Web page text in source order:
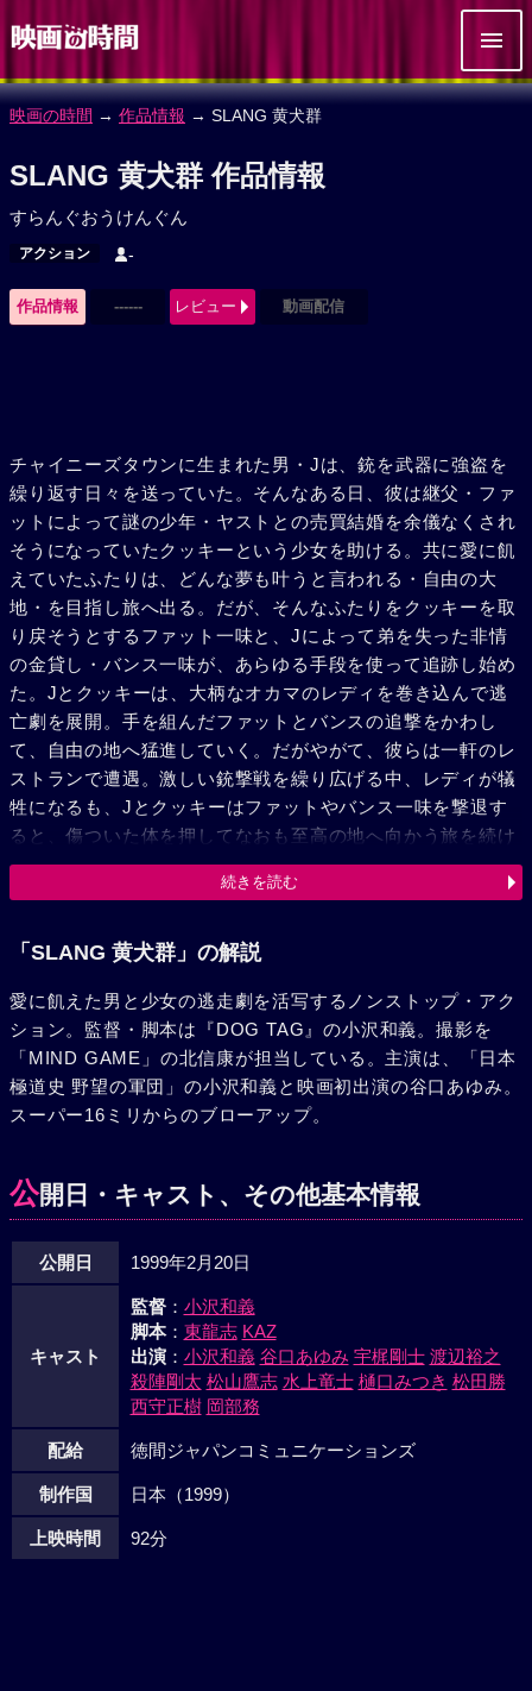
映画の時間 → 作品情報 → SLANG 黄犬群
SLANG 黄犬群 作品情報
すらんぐおうけんぐん
アクション -
作品情報 ------ レビュー 動画配信
チャイニーズタウンに生まれた男・Jは、銃を武器に強盗を
繰り返す日々を送っていた。そんなある日、彼は継父・ファ
ットによって謎の少年・ヤストとの売買結婚を余儀なくされ
そうになっていたクッキーという少女を助ける。共に愛に飢
えていたふたりは、どんな夢も叶うと言われる・自由の大
地・を目指し旅へ出る。だが、そんなふたりをクッキーを取
り戻そうとするファット一味と、Jによって弟を失った非情
の金貸し・バンス一味が、あらゆる手段を使って追跡し始め
た。Jとクッキーは、大柄なオカマのレディを巻き込んで逃
亡劇を展開。手を組んだファットとバンスの追撃をかわし
て、自由の地へ猛進していく。だがやがて、彼らは一軒のレ
ストランで遭遇。激しい銃撃戦を繰り広げる中、レディが犠
牲になるも、Jとクッキーはファットやバンス一味を撃退す
ると、傷ついた体を押してなおも至高の地へ向かう旅を続け
た。しかし、漸くたどり着いたそこには、既にJとクッキー
の手配書が回っていたのである。雪原に力尽きて倒れるJ。
あった。
続きを読む
「SLANG 黄犬群」の解説
愛に飢えた男と少女の逃走劇を活写するノンストップ・アク
ション。監督・脚本は『DOG TAG』の小沢和義。撮影を
「MIND GAME」の北信康が担当している。主演は、「日本
極道史 野望の軍団」の小沢和義と映画初出演の谷口あゆみ。
スーパー16ミリからのブローアップ。
公開日・キャスト、その他基本情報
公開日 1999年2月20日
キャスト
監督： 小沢和義
脚本： 東龍志 KAZ
出演： 小沢和義 谷口あゆみ 宇梶剛士 渡辺裕之
殺陣剛太 松山鷹志 水上竜士 樋口みつき 松田勝
西守正樹 岡部務
配給 徳間ジャパンコミュニケーションズ
制作国 日本（1999）
上映時間 92分